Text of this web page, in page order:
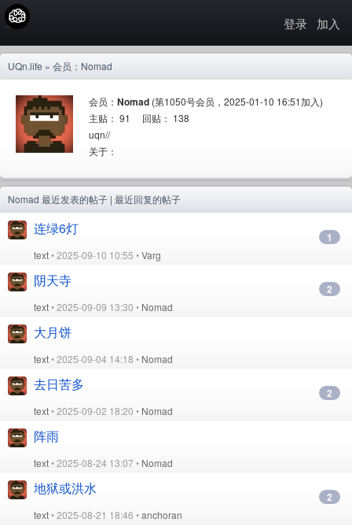
登录 加入
UQn.life » 会员：Nomad
会员： Nomad (第1050号会员，2025-01-10 16:51加入)
主贴： 91 回贴： 138
uqn//
关于：
Nomad 最近发表的帖子 | 最近回复的帖子
连绿6灯
text• 2025-09-10 10:55 •Varg
1
阴天寺
text• 2025-09-09 13:30 • Nomad
2
大月饼
text• 2025-09-04 14:18 • Nomad
去日苦多
text• 2025-09-02 18:20 • Nomad
2
阵雨
text• 2025-08-24 13:07 • Nomad
地狱或洪水
text• 2025-08-21 18:46 •anchoran
2